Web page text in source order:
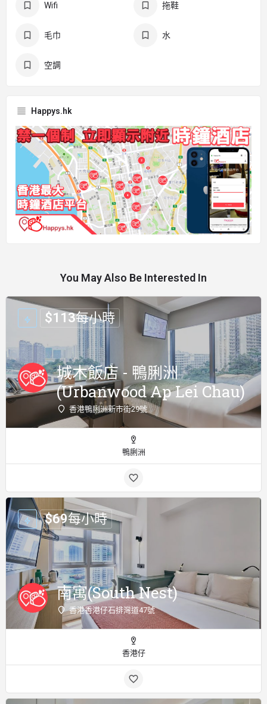
Wifi 拖鞋
毛巾 水
空調
Happys.hk
You May Also Be Interested In
城木飯店 - 鴨脷洲
(Urbanwood Ap Lei Chau)
香港鴨脷洲新市街29號
$113每小時
鴨脷洲
南寓(South Nest)
香港香港仔石排灣道47號
$69每小時
香港仔